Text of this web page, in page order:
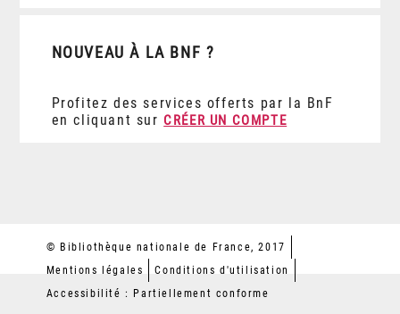
NOUVEAU À LA BNF ?
Profitez des services offerts par la BnF
en cliquant sur CRÉER UN COMPTE
© Bibliothèque nationale de France, 2017
Mentions légales
Conditions d'utilisation
Accessibilité : Partiellement conforme